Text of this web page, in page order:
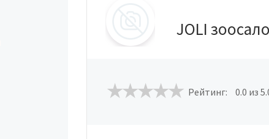
JOLI
Рейтинг: 0.0 из